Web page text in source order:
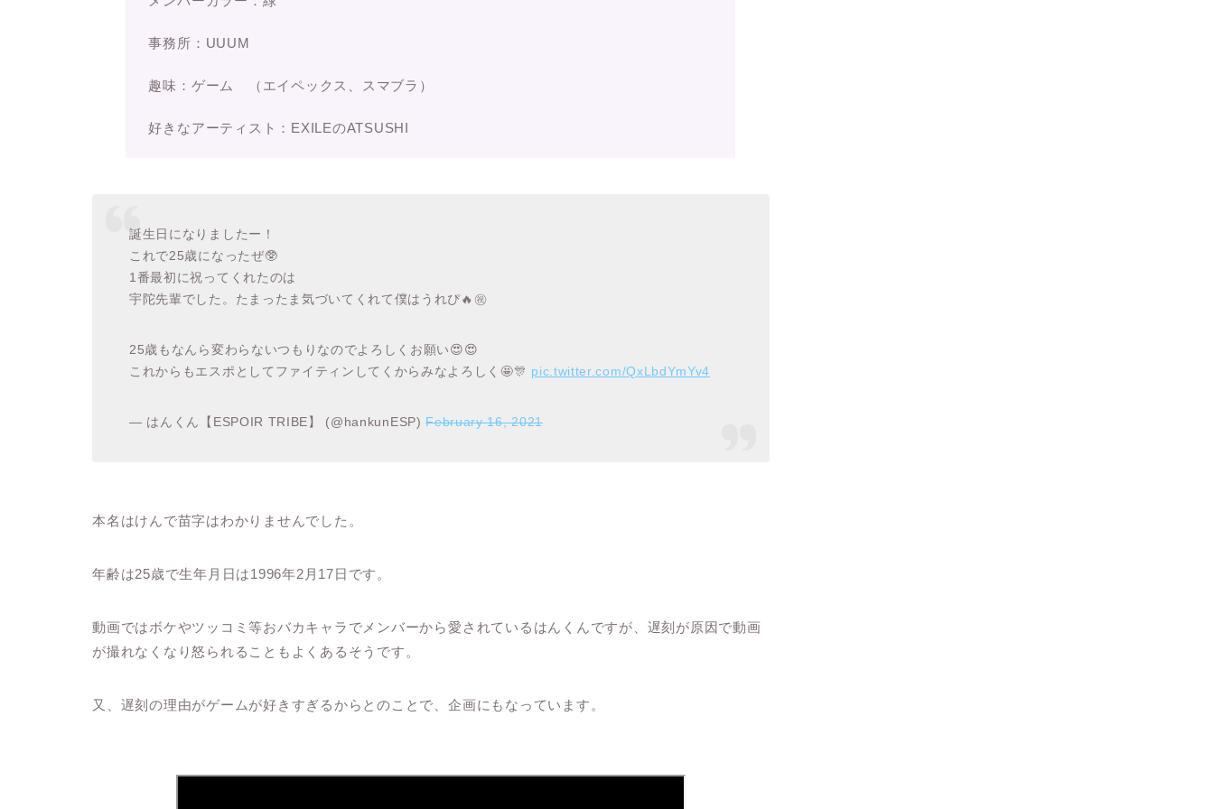
事務所：UUUM
趣味：ゲーム （エイペックス、スマブラ）
好きなアーティスト：EXILEのATSUSHI
誕生日になりましたー！
これで25歳になったぜ🥸
1番最初に祝ってくれたのは
宇陀先輩でした。たまったま気づいてくれて僕はうれぴ🔥㊗️
25歳もなんら変わらないつもりなのでよろしくお願い😍😍
これからもエスポとしてファイティンしてくからみなよろしく🤩🎊 pic.twitter.com/QxLbdYmYv4
— はんくん【ESPOIR TRIBE】 (@hankunESP)February 16, 2021
本名はけんで苗字はわかりませんでした。
年齢は25歳で生年月日は1996年2月17日です。
動画ではボケやツッコミ等おバカキャラでメンバーから愛されているはんくんですが、遅刻が原因で動画
が撮れなくなり怒られることもよくあるそうです。
又、遅刻の理由がゲームが好きすぎるからとのことで、企画にもなっています。